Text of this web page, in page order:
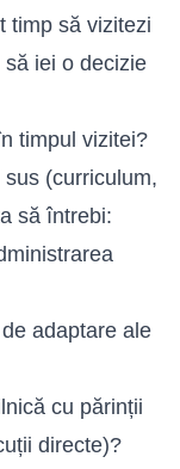
timp să vizitezi
iei o decizie
timpul vizitei?
(curriculum,
să întrebi:
adaptare ale
cu părinții
directe)?